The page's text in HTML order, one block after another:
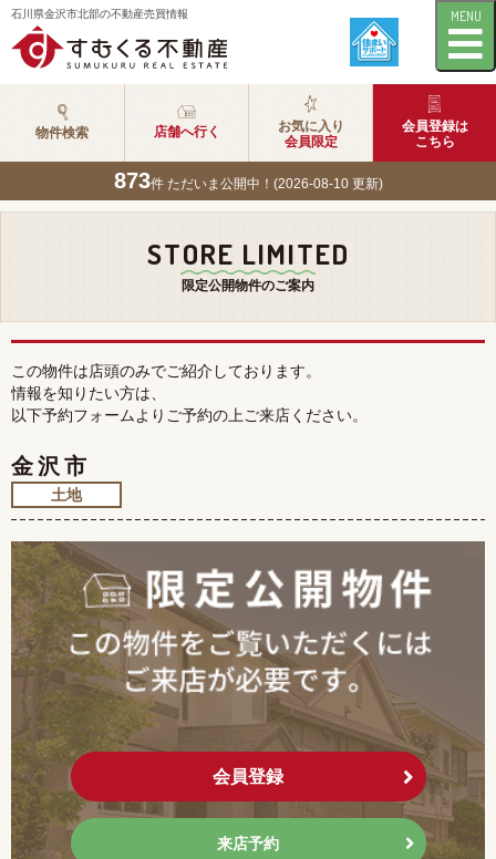
石川県金沢市北部の不動産売買情報 MENU
物件検索 店舗へ行く
お気に入り
会員限定
会員登録は
こちら
873件 ただいま公開中！(2026-08-10 更新)
STORE LIMITED
限定公開物件のご案内
この物件は店頭のみでご紹介しております。
情報を知りたい方は、
以下予約フォームよりご予約の上ご来店ください。
金沢市
土地
会員登録
来店予約